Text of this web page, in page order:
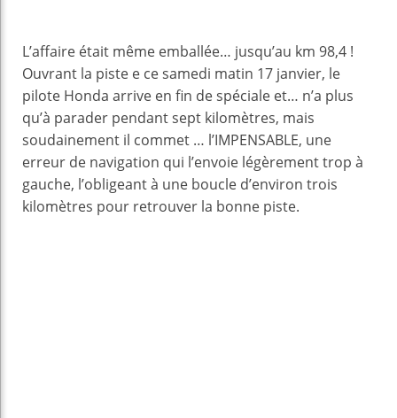
L’affaire était même emballée… jusqu’au km 98,4 !
Ouvrant la piste e ce samedi matin 17 janvier, le
pilote Honda arrive en fin de spéciale et… n’a plus
qu’à parader pendant sept kilomètres, mais
soudainement il commet … l’IMPENSABLE, une
erreur de navigation qui l’envoie légèrement trop à
gauche, l’obligeant à une boucle d’environ trois
kilomètres pour retrouver la bonne piste.